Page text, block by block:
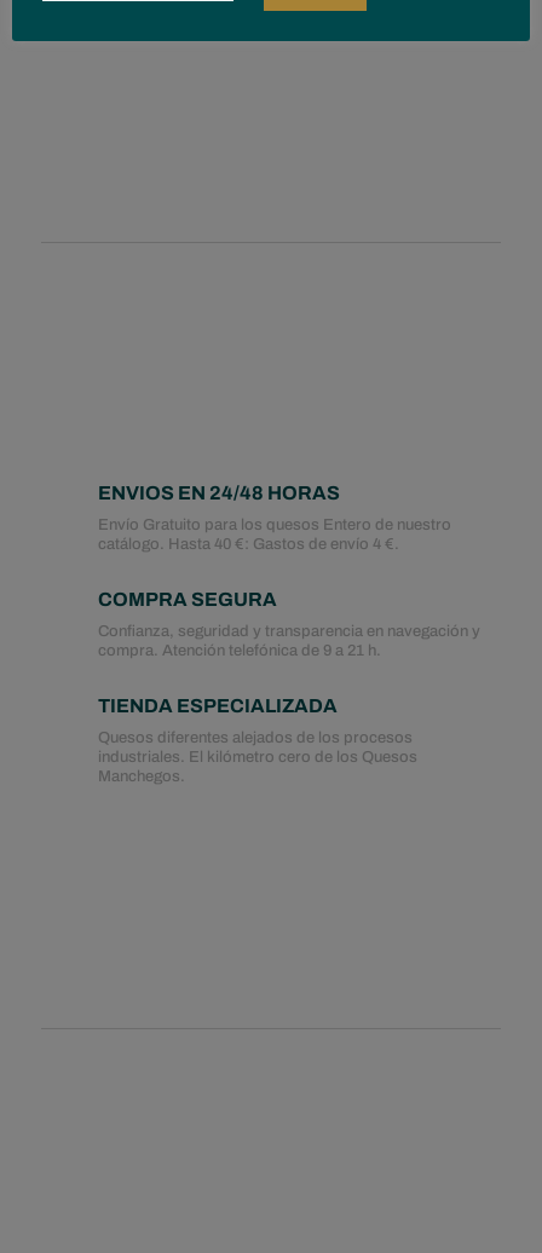
ENVIOS EN 24/48 HORAS
Envío Gratuito para los quesos Entero de nuestro
catálogo. Hasta 40 €: Gastos de envío 4 €.
COMPRA SEGURA
Confianza, seguridad y transparencia en navegación y
compra. Atención telefónica de 9 a 21 h.
TIENDA ESPECIALIZADA
Quesos diferentes alejados de los procesos
industriales. El kilómetro cero de los Quesos
Manchegos.